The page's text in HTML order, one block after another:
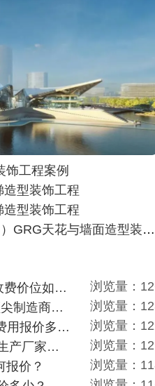
饰工程案例
型装饰工程
型装饰工程
罗浮宫家居艺术中心（广州）GRG天花与墙面造型装饰工程
淄博专业GRG设计材料厂收费价位如何？
浏览量：
珠海1443米²grg造型设计顶尖制造商付费付费多少？
浏览量：
重庆3217平方米GRG设计费用报价多少？
浏览量：
滨州1217平方grg设计顶尖生产厂家价目如何？
浏览量：
报价？
浏览量：